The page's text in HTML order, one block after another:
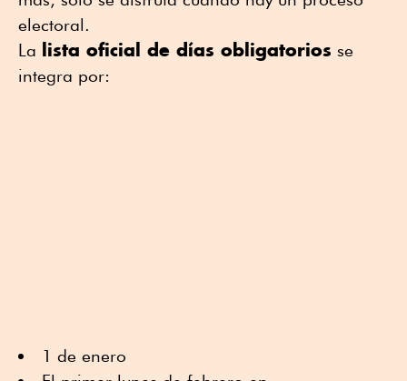
electoral.
La
lista oficial de días obligatorios se
integra por:
1 de enero